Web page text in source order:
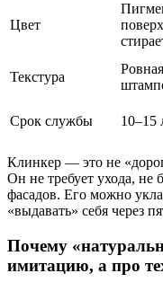
Цвет
Текстура
Срок службы
10–15
Клинкер — это не
Он не требует ухода, не
фасадов. Его можно
«выдавать» себя через
Почему
имитацию, а про